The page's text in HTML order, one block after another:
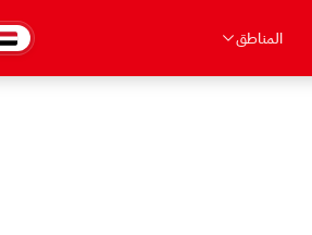
المناطق